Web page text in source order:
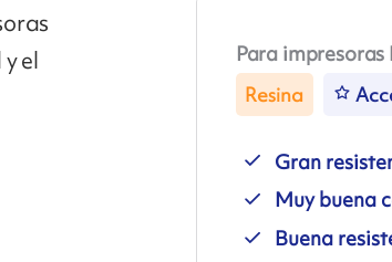
el
Para impresoras
Resina
Gran
Muy buena
Buena